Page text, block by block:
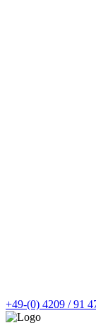
+49-(0) 4209 / 91